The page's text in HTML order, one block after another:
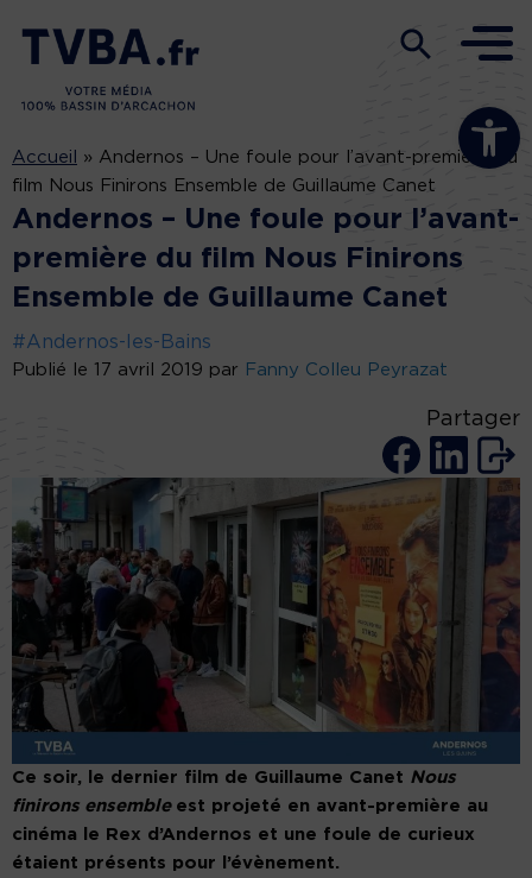
Ouvrir la
Accueil » Andernos – Une foule pour l’avant-première du
film Nous Finirons Ensemble de Guillaume Canet
Andernos – Une foule pour l’avant-
première du film Nous Finirons
Ensemble de Guillaume Canet
#Andernos-les-Bains
Publié le 17 avril 2019 par Fanny Colleu Peyrazat
Partager
Ce soir, le dernier film de Guillaume Canet Nous
finirons ensemble est projeté en avant-première au
cinéma le Rex d’Andernos et une foule de curieux
étaient présents pour l’évènement.